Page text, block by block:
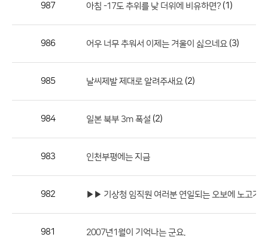
호,
록
987 아침 -17도 추위를 낮 더위에 비유하면? (1)
986 어우 너무 추워서 이제는 겨울이 싫으네요 (3)
985 날씨제발 제대로 알려주새요 (2)
984 일본 북부 3m 폭설 (2)
983 인천부평에는 지금
982 ▶▶ 기상청 임직원 여러분 연일되는 오보에 노고가 참
981 2007년1월이 기억나는 군요.